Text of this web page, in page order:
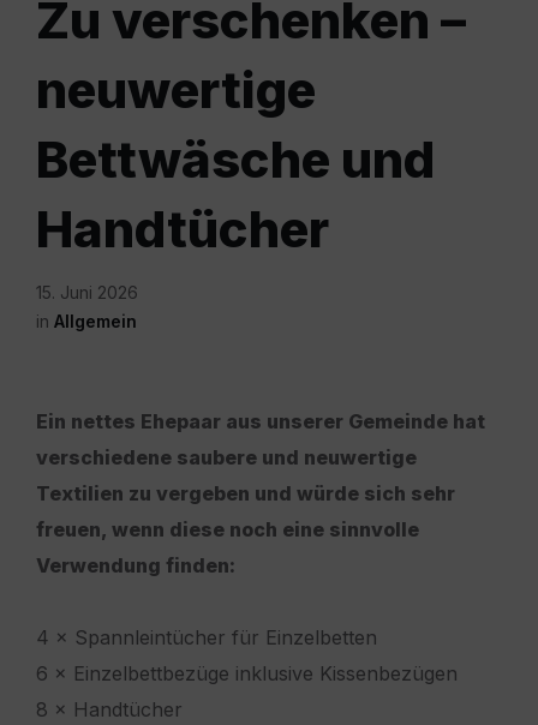
Zu verschenken –
neuwertige
Bettwäsche und
Handtücher
15. Juni 2026
in Allgemein
Ein nettes Ehepaar aus unserer Gemeinde hat
verschiedene saubere und neuwertige
Textilien zu vergeben und würde sich sehr
freuen, wenn diese noch eine sinnvolle
Verwendung finden:
4 × Spannleintücher für Einzelbetten
6 × Einzelbettbezüge inklusive Kissenbezügen
8 × Handtücher